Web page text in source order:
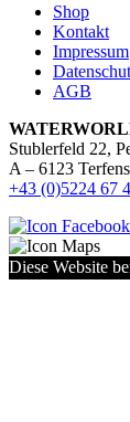
Shop
Kontakt
Impressum
AGB
Stublerfeld 22,
A – 6123
+43 (0)5224 67
Diese Website